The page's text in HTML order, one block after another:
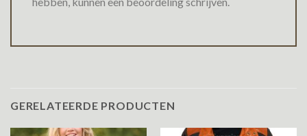
GERELATEERDE PRODUCTEN